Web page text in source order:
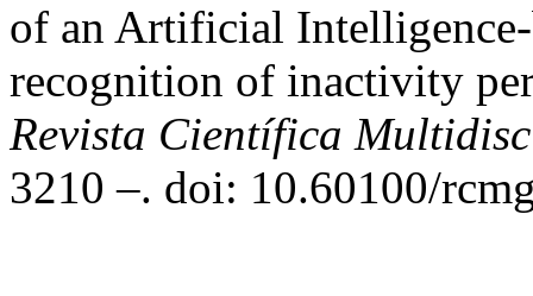
of an Artificial
recognition of inactivity
Revista Científica
3210 –. doi: 10.60100/